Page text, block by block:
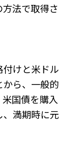
法で取得さ
けと米ドル
ら、一般的
国債を購入
、満期時に元